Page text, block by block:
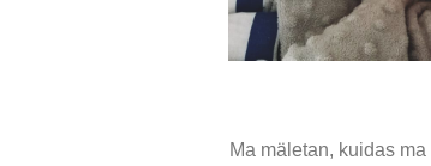
Ma mäletan, kuidas